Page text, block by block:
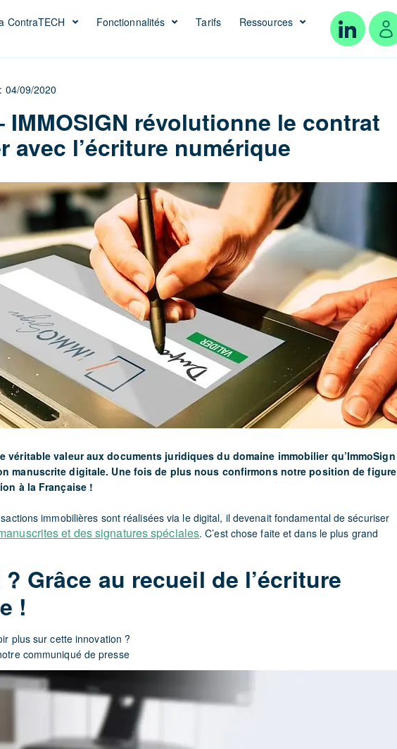
ContraTECH Fonctionnalités Tarifs Ressources
04/09/2020
IMMOSIGN révolutionne le contrat
avec l’écriture numérique
véritable valeur aux documents juridiques du domaine immobilier qu’ImmoSign
manuscrite digitale. Une fois de plus nous confirmons notre position de figure
à la Française !
immobilières sont réalisées via le digital, il devenait fondamental de sécuriser
et des signatures spéciales. C’est chose faite et dans le plus grand
Grâce au recueil de l’écriture
!
plus sur cette innovation ?
communiqué de presse